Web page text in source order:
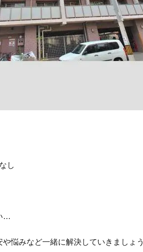
し
…
悩みなど一緒に解決していきましょう